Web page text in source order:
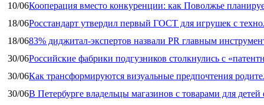
10/06Кооперация вместо конкуренции: как Поволжье
18/06Росстандарт утвердил первый ГОСТ для игрушек с
18/0683% диджитал‑экспертов назвали PR главным
30/06Российские фабрики подгузников столкнулись с
30/06Как трансформируются визуальные предпочтения
30/06В Петербурге владельцы магазинов с товарами для